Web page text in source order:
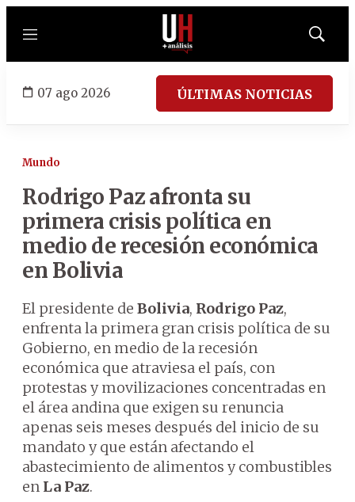
Menú
Mostrar
07 ago 2026 ÚLTIMAS NOTICIAS
Mundo
Rodrigo Paz afronta su
primera crisis política en
medio de recesión económica
en Bolivia
El presidente de Bolivia, Rodrigo Paz,
enfrenta la primera gran crisis política de su
Gobierno, en medio de la recesión
económica que atraviesa el país, con
protestas y movilizaciones concentradas en
el área andina que exigen su renuncia
apenas seis meses después del inicio de su
mandato y que están afectando el
abastecimiento de alimentos y combustibles
en La Paz.